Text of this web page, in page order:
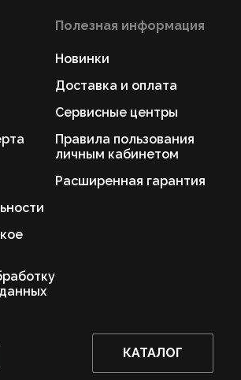
Полезная информация
Новинки
Доставка и оплата
Сервисные центры
Правила пользования
личным кабинетом
Расширенная гарантия
КАТАЛОГ